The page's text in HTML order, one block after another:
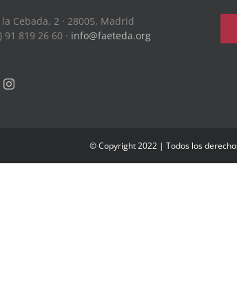
Cebada, 2 · 28005, Madrid
91 819 26 60 · info@faeteda.org
© Copyright 2022 | Todos los